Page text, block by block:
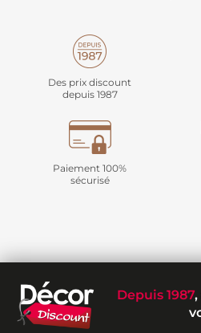
Des prix discount
depuis 1987
Paiement 100%
sécurisé
Depuis 1987,